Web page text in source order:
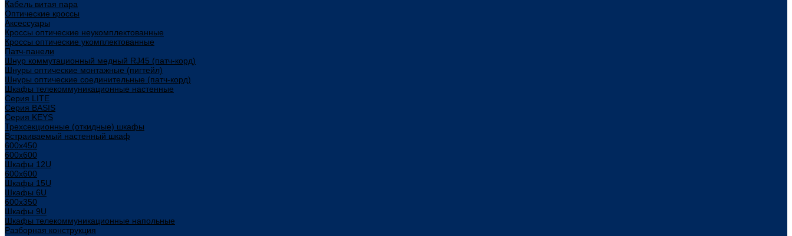
Кабель витая пара
Оптические кроссы
Аксессуары
Кроссы оптические неукомплектованные
Кроссы оптические укомплектованные
Патч-панели
Шнур коммутационный медный RJ45 (патч-корд)
Шнуры оптические монтажные (пигтейл)
Шнуры оптические соединительные (патч-корд)
Шкафы телекоммуникационные настенные
Cерия LITE
Cерия BASIS
Cерия KEYS
Трехсекционные (откидные) шкафы
Встраиваемый настенный шкаф
600x450
600x600
Шкафы 12U
600x600
Шкафы 15U
Шкафы 6U
600x350
Шкафы 9U
Шкафы телекоммуникационные напольные
Разборная конструкция